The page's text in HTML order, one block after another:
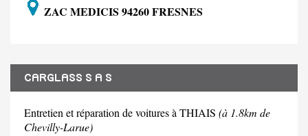
ZAC MEDICIS 94260 FRESNES
CARGLASS S A S
Entretien et réparation de voitures à THIAIS (à 1.8km de
Chevilly-Larue)